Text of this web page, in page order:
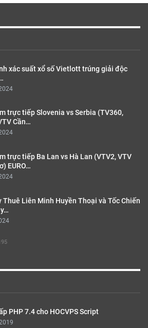
xác suất xổ số Vietlott trúng giải độc
trực tiếp Slovenia vs Serbia (TV360,
Cần…
trực tiếp Ba Lan vs Hà Lan (VTV2, VTV
EURO…
Thuê Liên Minh Huyền Thoại và Tốc Chiến
PHP 7.4 cho HOCVPS Script